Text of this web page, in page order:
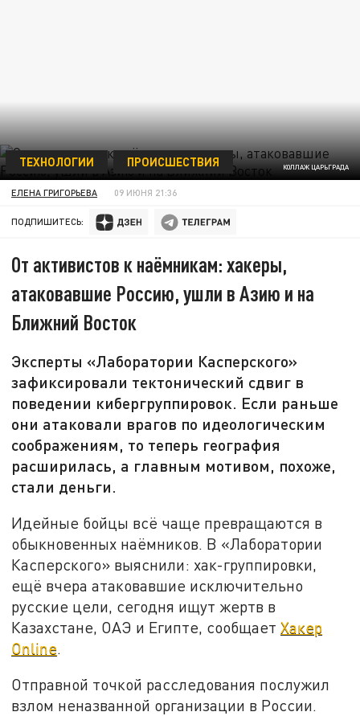
КОЛЛАЖ ЦАРЬГРАДА
ТЕХНОЛОГИИ ПРОИСШЕСТВИЯ
ЕЛЕНА ГРИГОРЬЕВА 09 ИЮНЯ 21:36
ПОДПИШИТЕСЬ:
От активистов к наёмникам: хакеры,
атаковавшие Россию, ушли в Азию и на
Ближний Восток
Эксперты «Лаборатории Касперского»
зафиксировали тектонический сдвиг в
поведении кибергруппировок. Если раньше
они атаковали врагов по идеологическим
соображениям, то теперь география
расширилась, а главным мотивом, похоже,
стали деньги.
Идейные бойцы всё чаще превращаются в
обыкновенных наёмников. В «Лаборатории
Касперского» выяснили: хак-группировки,
ещё вчера атаковавшие исключительно
русские цели, сегодня ищут жертв в
Казахстане, ОАЭ и Египте, сообщаетХакер
Online.
Отправной точкой расследования послужил
взлом неназванной организации в России.